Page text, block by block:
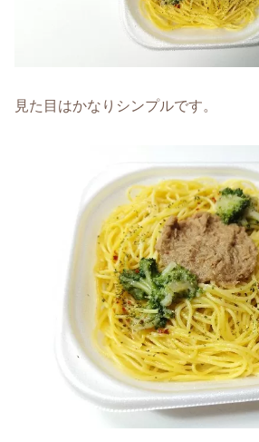
見た目はかなりシンプルです。